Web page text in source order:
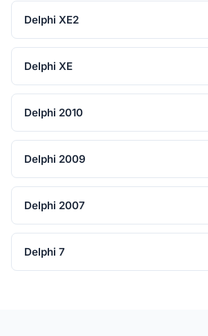
Delphi XE2
Delphi XE
Delphi 2010
Delphi 2009
Delphi 2007
Delphi 7